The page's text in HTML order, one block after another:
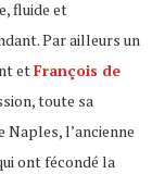
fluide et
Par ailleurs un
etFrançois de
toute sa
Naples, l’ancienne
ont fécondé la